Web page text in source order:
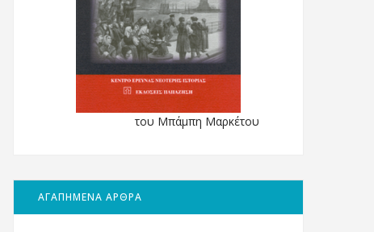
του Μπάμπη Μαρκέτου
ΑΓΑΠΗΜΕΝΑ ΑΡΘΡΑ